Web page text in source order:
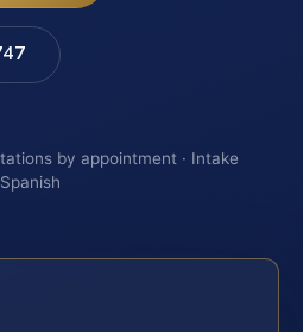
by appointment · Intake